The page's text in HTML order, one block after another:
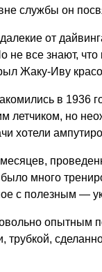
службы он
от
не все знают,
Жаку-Иву
в 1936
летчиком, но
хотели
много
с полезным —
опытным
трубкой,